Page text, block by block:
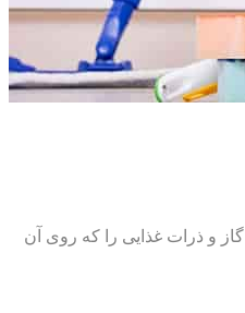
و ذرات غذایی را که روی آن